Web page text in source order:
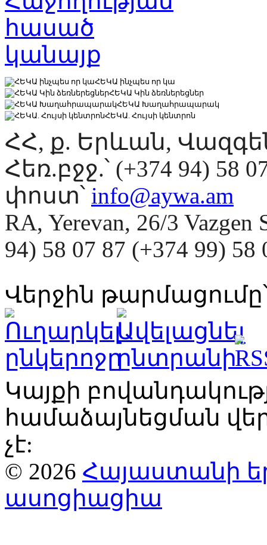
ՀԵԿԱ ինչպես որ կա
ՀԵԿԱ Կին ձեռներեցներ
ՀԵԿԱ Խաղահրապարակ
ՀԵԿԱ. Հույսի կենտրոն
ՀՀ, ք. Երևան,
Հեռ.բջջ.՝ (+374 94) 58
փոստ՝ info@aywa.am
RA, Yerevan, 26/3
94) 58 07 87 (+374 99)
Վերջին
Կայքի
համաձայնեցման
չէ:
© 2026 Հայաստանի
ասոցիացիա